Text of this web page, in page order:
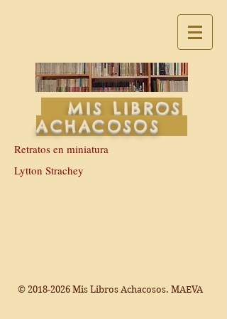
MIS LIBROS
ACHACOSOS
Retratos en miniatura
Lytton Strachey
© 2018-2026 Mis Libros Achacosos. MAEVA